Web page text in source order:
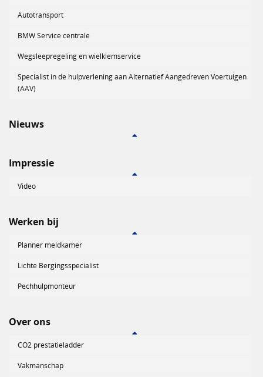
Autotransport
BMW Service centrale
Wegsleepregeling en wielklemservice
Specialist in de hulpverlening aan Alternatief Aangedreven Voertuigen
(AAV)
Nieuws
Impressie
Video
Werken bij
Planner meldkamer
Lichte Bergingsspecialist
Pechhulpmonteur
Over ons
CO2 prestatieladder
Vakmanschap